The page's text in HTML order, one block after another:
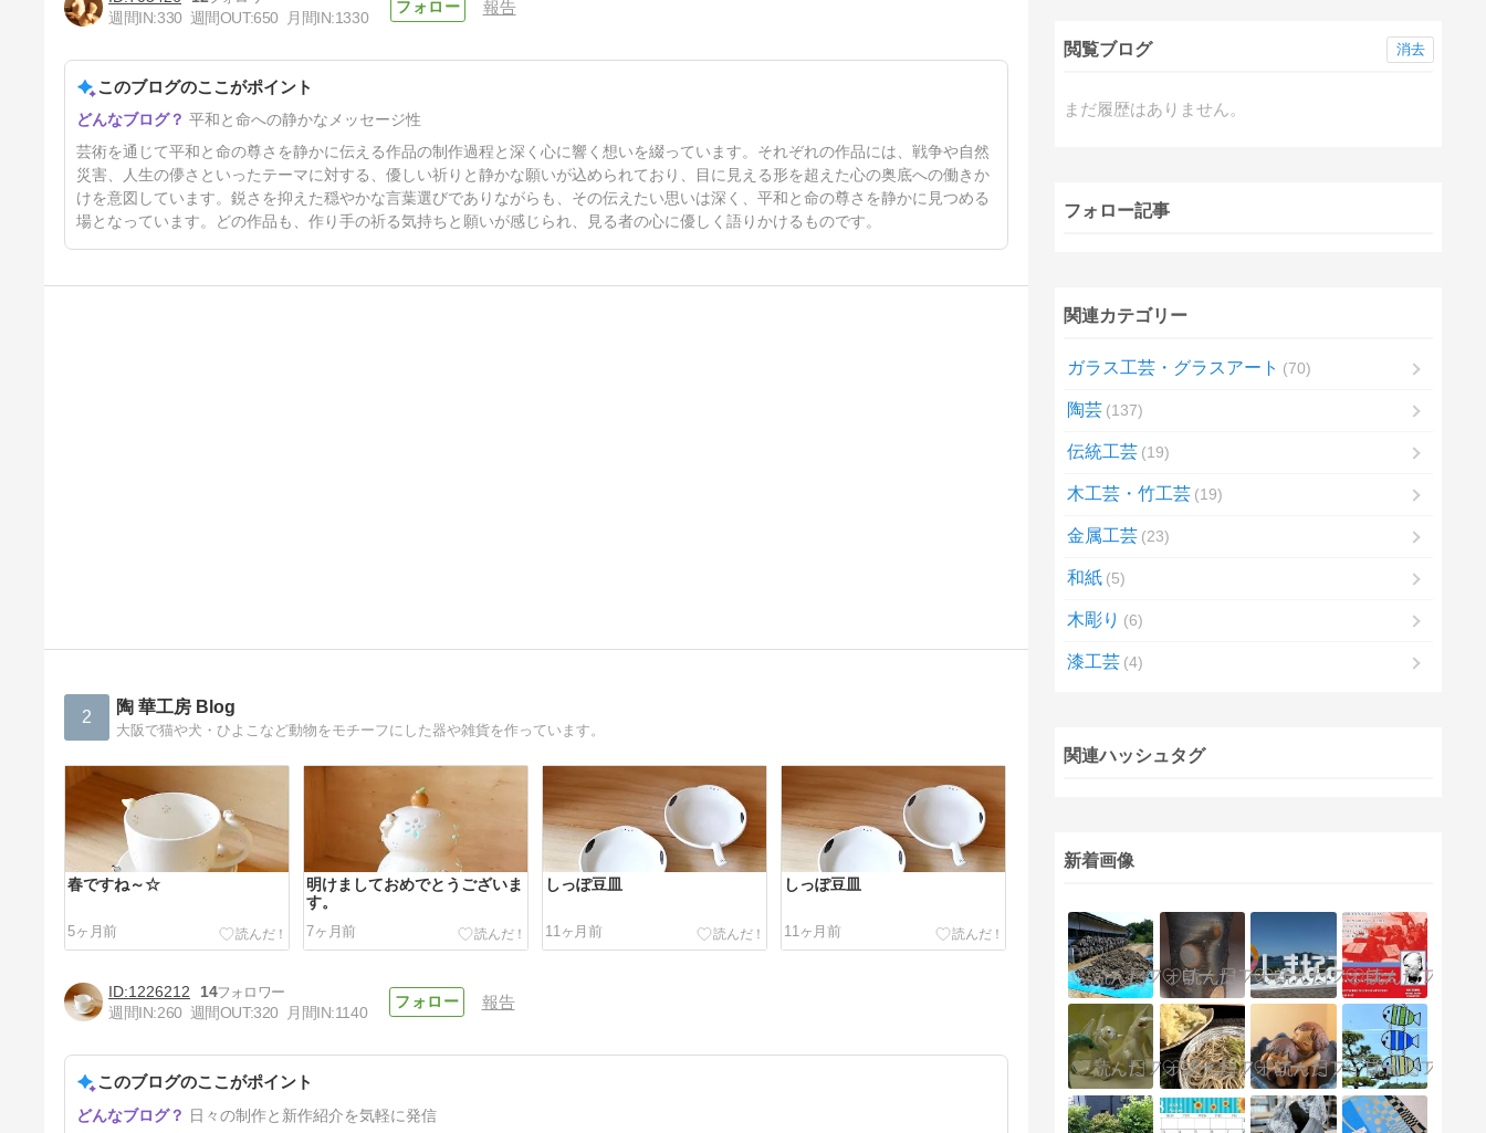
あなたにとって、つちびとって
何ですか？の答え
週間IN:330 週間OUT:650 月間IN:1330
報告
このブログのここがポイント
平和と命への静かなメッセージ性
芸術を通じて平和と命の尊さを静かに伝える作品の制作過程と深く心に響く想いを綴っています。それぞれの作品には、戦争や自然
災害、人生の儚さといったテーマに対する、優しい祈りと静かな願いが込められており、目に見える形を超えた心の奥底への働きか
けを意図しています。鋭さを抑えた穏やかな言葉選びでありながらも、その伝えたい思いは深く、平和と命の尊さを静かに見つめる
場となっています。どの作品も、作り手の祈る気持ちと願いが感じられ、見る者の心に優しく語りかけるものです。
2 陶 華工房 Blog
大阪で猫や犬・ひよこなど動物をモチーフにした器や雑貨を作っています。
春ですね～☆
5ヶ月前
明けましておめでとうございま
す。
7ヶ月前
しっぽ豆皿
11ヶ月前
しっぽ豆皿
11ヶ月前
ブルーインパルス！
1226212
14
週間IN:260 週間OUT:320 月間IN:1140
報告
このブログのここがポイント
日々の制作と新作紹介を気軽に発信
閲覧ブログ
まだ履歴はありません。
消去
フォロー記事
関連カテゴリー
ガラス工芸・グラスアート 70
陶芸 137
伝統工芸 19
木工芸・竹工芸 19
金属工芸 23
和紙 5
木彫り 6
漆工芸 4
関連ハッシュタグ
新着画像